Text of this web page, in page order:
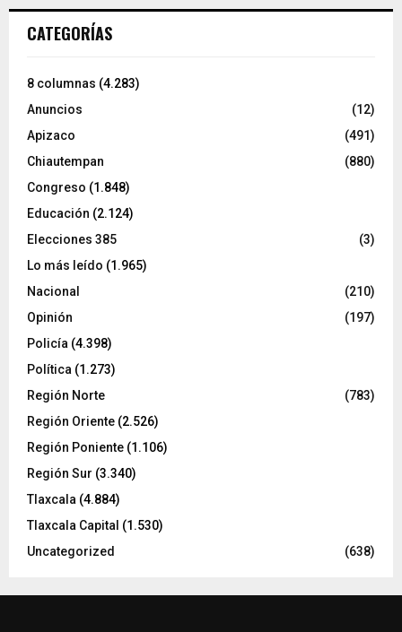
CATEGORÍAS
8 columnas (4.283)
Anuncios
(12)
Apizaco
(491)
Chiautempan
(880)
Congreso (1.848)
Educación (2.124)
Elecciones 385
(3)
Lo más leído (1.965)
Nacional
(210)
Opinión
(197)
Policía (4.398)
Política (1.273)
Región Norte
(783)
Región Oriente (2.526)
Región Poniente (1.106)
Región Sur (3.340)
Tlaxcala (4.884)
Tlaxcala Capital (1.530)
Uncategorized
(638)